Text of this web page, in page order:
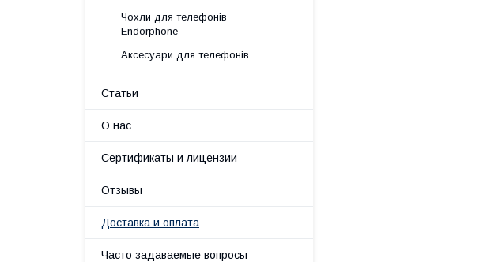
Чохли для телефонів
Endorphone
Аксесуари для телефонів
Статьи
О нас
Сертификаты и лицензии
Отзывы
Доставка и оплата
Часто задаваемые вопросы